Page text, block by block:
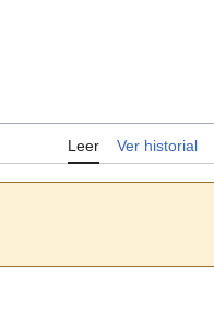
Leer Ver historial